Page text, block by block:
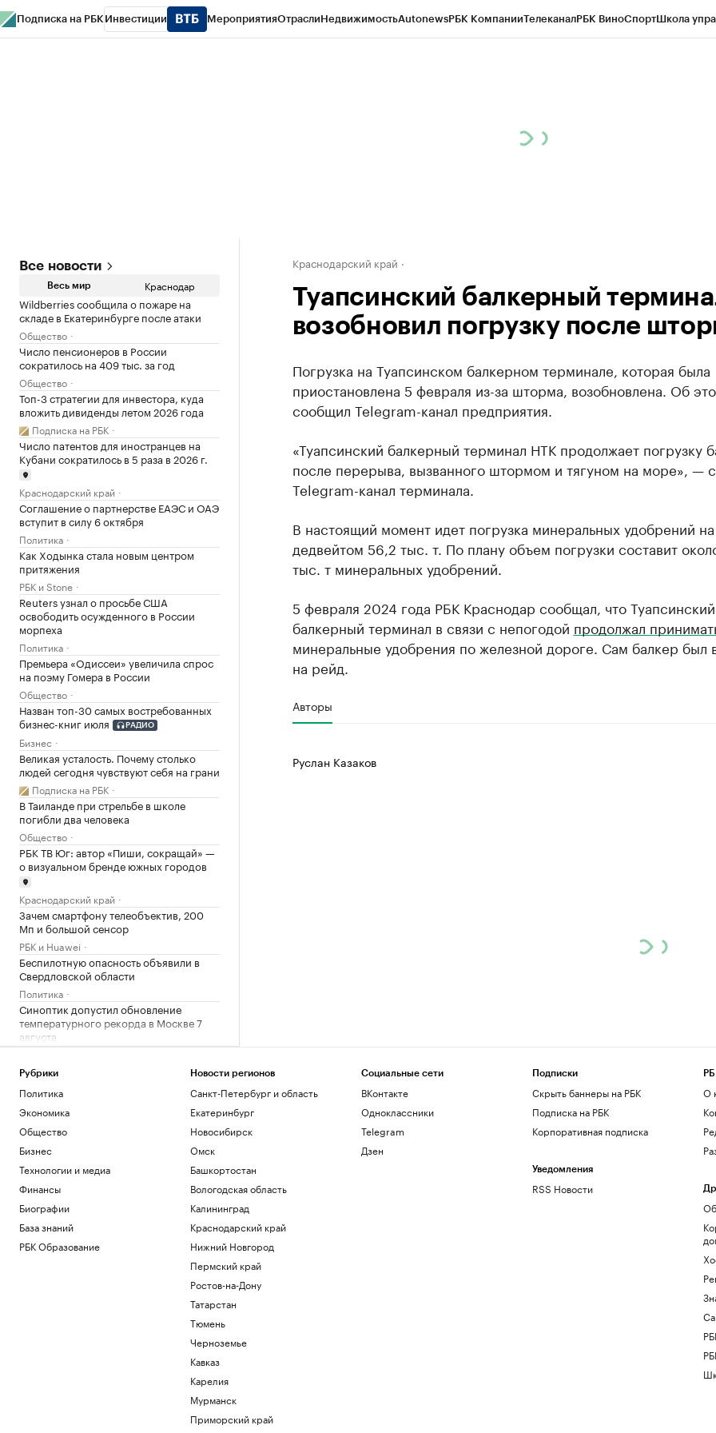
Подписка на РБК Инвестиции МероприятияОтраслиНедвижимостьAutonewsРБК КомпанииТелеканалРБК ВиноСпортШкола
Все новости
Весь мир Краснодар
Wildberries сообщила о пожаре на
складе в Екатеринбурге после атаки
Общество
Число пенсионеров в России
сократилось на 409 тыс. за год
Общество
Топ-3 стратегии для инвестора, куда
вложить дивиденды летом 2026 года
Подписка на РБК
Число патентов для иностранцев на
Кубани сократилось в 5 раза в 2026 г.
Краснодарский край
Соглашение о партнерстве ЕАЭС и ОАЭ
вступит в силу 6 октября
Политика
Как Ходынка стала новым центром
притяжения
РБК и Stone
Reuters узнал о просьбе США
освободить осужденного в России
морпеха
Политика
Премьера «Одиссеи» увеличила спрос
на поэму Гомера в России
Общество
Назван топ-30 самых востребованных
бизнес-книг июля
РАДИО
Бизнес
Великая усталость. Почему столько
людей сегодня чувствуют себя на грани
Подписка на РБК
В Таиланде при стрельбе в школе
погибли два человека
Общество
РБК ТВ Юг: автор «Пиши, сокращай» —
о визуальном бренде южных городов
Краснодарский край
Зачем смартфону телеобъектив, 200
Мп и большой сенсор
РБК и Huawei
Беспилотную опасность объявили в
Свердловской области
Политика
Синоптик допустил обновление
температурного рекорда в Москве 7
августа
Умерла заслуженный тренер России по
фехтованию Фаина Саевич
Общество
Минтранс предложил способ
финансирования защиты трасс от БПЛА
Политика
Супруге главы издательства «Джем»
предъявили обвинение в
мошенничестве
Общество
Bloomberg узнал о серии самоубийств
Политика
Краснодарский край
Туапсинский балкерный
возобновил погрузку после
Погрузка на Туапсинском балкерном терминале, которая была
приостановлена 5 февраля из-за шторма, возобновлена. Об
сообщил Telegram-канал предприятия.
«Туапсинский балкерный терминал НТК продолжает погрузку
после перерыва, вызванного штормом и тягуном на море», —
Telegram-канал терминала.
В настоящий момент идет погрузка минеральных удобрений
дедвейтом 56,2 тыс. т. По плану объем погрузки составит
тыс. т минеральных удобрений.
5 февраля 2024 года РБК Краснодар сообщал, что Туапсинский
балкерный терминал в связи с непогодой продолжал
минеральные удобрения по железной дороге. Сам балкер был
на рейд.
Авторы
Руслан Казаков
Рубрики
Политика
Экономика
Общество
Бизнес
Технологии и медиа
Финансы
Биографии
База знаний
РБК Образование
Новости регионов
Санкт-Петербург и область
Екатеринбург
Новосибирск
Омск
Башкортостан
Вологодская область
Калининград
Краснодарский край
Нижний Новгород
Пермский край
Ростов-на-Дону
Татарстан
Тюмень
Черноземье
Кавказ
Карелия
Мурманск
Приморский край
Социальные сети
ВКонтакте
Одноклассники
Telegram
Дзен
Подписки
Скрыть баннеры на РБК
Подписка на РБК
Корпоративная подписка
Уведомления
RSS Новости
О